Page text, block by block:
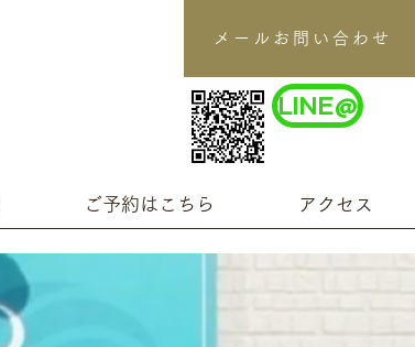
メールお問い合わせ
LINE@
ご予約はこちら アクセス